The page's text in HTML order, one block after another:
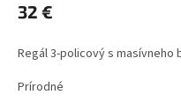
32 €
Regál 3-policový s masívneho
Prírodné